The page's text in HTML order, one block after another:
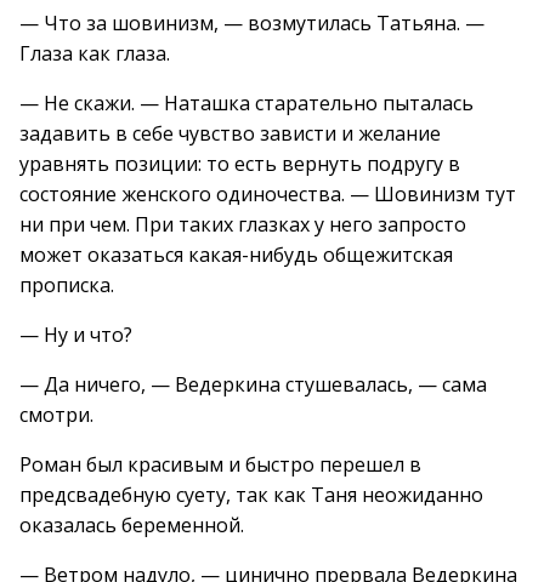
— Что за шовинизм, — возмутилась Татьяна. —
Глаза как глаза.
— Не скажи. — Наташка старательно пыталась
задавить в себе чувство зависти и желание
уравнять позиции: то есть вернуть подругу в
состояние женского одиночества. — Шовинизм тут
ни при чем. При таких глазках у него запросто
может оказаться какая-нибудь общежитская
прописка.
— Ну и что?
— Да ничего, — Ведеркина стушевалась, — сама
смотри.
Роман был красивым и быстро перешел в
предсвадебную суету, так как Таня неожиданно
оказалась беременной.
— Ветром надуло, — цинично прервала Ведеркина